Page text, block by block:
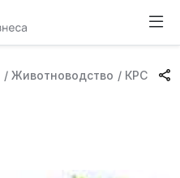
/ Животноводство / КРС